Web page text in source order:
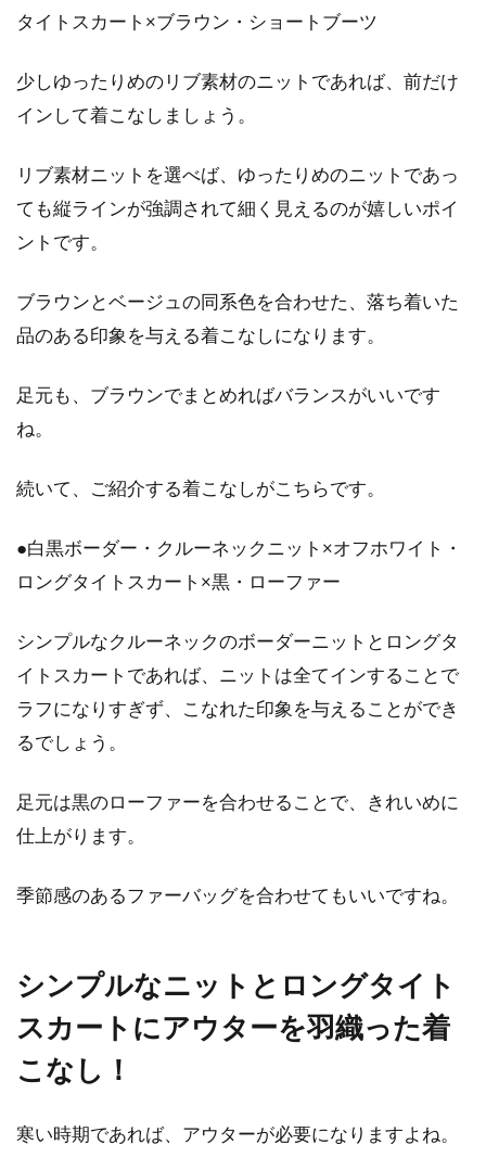
もしご自宅のクローゼットの中に、はかなくな
レギンスやタイツと靴下はダサい？
合わせ方次第でお洒落に！
手探り状態で...
コート選びに迷っちゃう！素材から
コートは春、秋、冬とお世話になる必須アイテ
め、コー...
人気のストールブランド一挙公開！
おすすめはカシミア素材
ムとして...
悩む男性必見！シャツとネクタイの
ネクタイとシャツの色合わせは一見簡単そうに
思えますが、実は非常に奥深く、ここに頭を悩
ませるメンズ...
スカートが静電気でまとわりつく！
タイトスカート×ブラウン・ショートブーツ
少しゆったりめのリブ素材のニットであれば、前だけ
インして着こなしましょう。
リブ素材ニットを選べば、ゆったりめのニットであっ
ても縦ラインが強調されて細く見えるのが嬉しいポイ
ントです。
ブラウンとベージュの同系色を合わせた、落ち着いた
品のある印象を与える着こなしになります。
足元も、ブラウンでまとめればバランスがいいです
ね。
続いて、ご紹介する着こなしがこちらです。
●白黒ボーダー・クルーネックニット×オフホワイト・
ロングタイトスカート×黒・ローファー
シンプルなクルーネックのボーダーニットとロングタ
イトスカートであれば、ニットは全てインすることで
ラフになりすぎず、こなれた印象を与えることができ
るでしょう。
足元は黒のローファーを合わせることで、きれいめに
仕上がります。
季節感のあるファーバッグを合わせてもいいですね。
シンプルなニットとロングタイト
スカートにアウターを羽織った着
こなし！
寒い時期であれば、アウターが必要になりますよね。